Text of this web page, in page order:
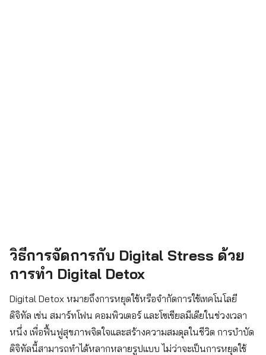
Search
for:
วิธีการจัดการกับ Digital Stress ด้วย
การทำ Digital Detox
Digital Detox หมายถึงการหยุดใช้หรือจำกัดการใช้เทคโนโลยี
ดิจิทัล เช่น สมาร์ทโฟน คอมพิวเตอร์ และโซเชียลมีเดียในช่วงเวลา
หนึ่ง เพื่อฟื้นฟูสุขภาพจิตใจและสร้างความสมดุลในชีวิต การบำบัด
ดิจิทัลนี้สามารถทำได้หลากหลายรูปแบบ ไม่ว่าจะเป็นการหยุดใช้